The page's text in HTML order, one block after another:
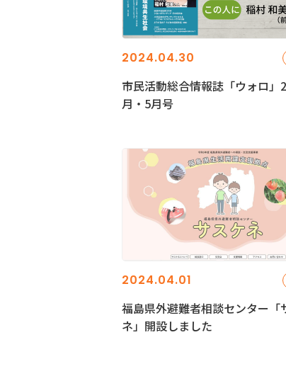
2024.04.30
市民活動総合情報誌「ウォロ」
月・5月号
2024.04.01
福島県外避難者相談センター「
ネ」開設しました